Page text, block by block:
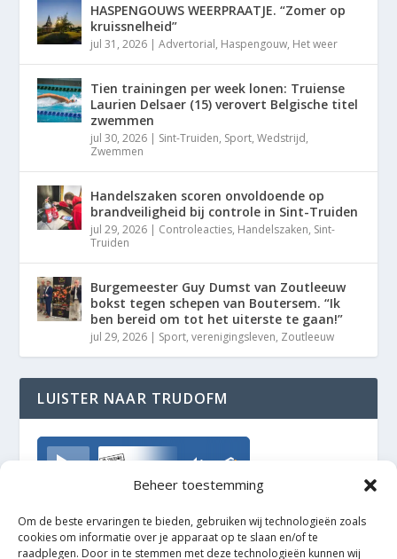
Beheer toestemming
Om de beste ervaringen te bieden, gebruiken wij technologieën zoals
cookies om informatie over je apparaat op te slaan en/of te
raadplegen. Door in te stemmen met deze technologieën kunnen wij
HASPENGOUWS WEERPRAATJE. “Zomer op
kruissnelheid”
jul 31, 2026 |Advertorial, Haspengouw, Het weer
Tien trainingen per week lonen: Truiense
Laurien Delsaer (15) verovert Belgische titel
zwemmen
jul 30, 2026 | Sint-Truiden, Sport,Wedstrijd,
Zwemmen
Handelszaken scoren onvoldoende op
brandveiligheid bij controle in Sint-Truiden
jul 29, 2026 | Controleacties, Handelszaken, Sint-
Truiden
Burgemeester Guy Dumst van Zoutleeuw
bokst tegen schepen van Boutersem. “Ik
ben bereid om tot het uiterste te gaan!”
jul 29, 2026 | Sport,verenigingsleven, Zoutleeuw
LUISTER NAAR TRUDOFM
TrudoFM